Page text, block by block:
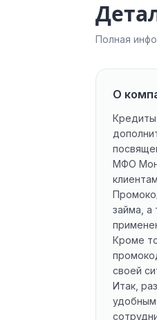
Полная
О
Кредиты
МФО
займа, а
Кроме
своей
Итак,
удобным